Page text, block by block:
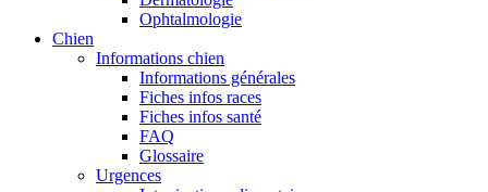
Ophtalmologie
Chien
Informations chien
Informations générales
Fiches infos races
Fiches infos santé
FAQ
Glossaire
Urgences